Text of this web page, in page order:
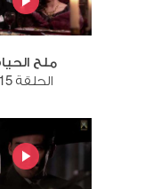
ملح
الحلقة 15